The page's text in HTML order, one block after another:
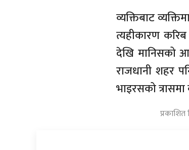
व्यक्तिबाट
त्यहीकारण
देखि मानिसको
राजधानी शहर
भाइरसको